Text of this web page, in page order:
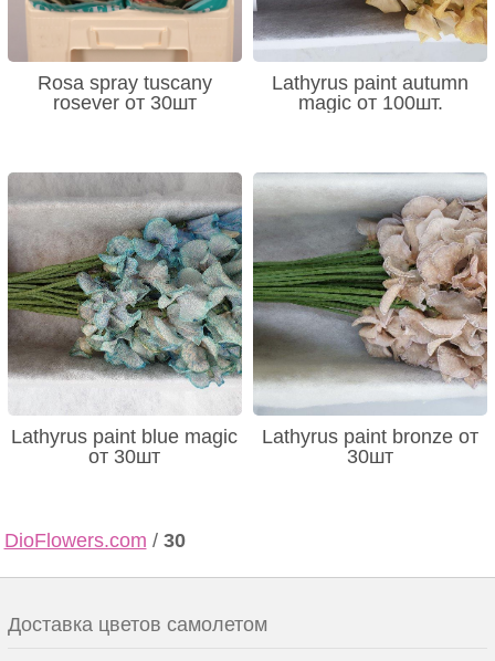
Rosa spray tuscany
rosever от 30шт
Lathyrus paint autumn
magic от 100шт.
Lathyrus paint blue magic
от 30шт
Lathyrus paint bronze от
30шт
DioFlowers.com / 30
Доставка цветов самолетом